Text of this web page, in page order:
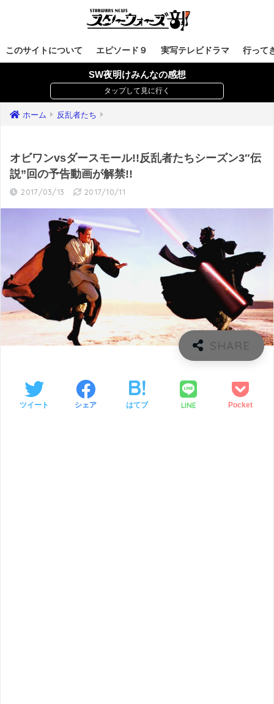
このサイトについて エピソード９ 実写テレビドラマ 行って
SW夜明けみんなの感想
ホーム 反乱者たち
オビワンvsダースモール!!反乱者たちシーズン3″伝
説”回の予告動画が解禁!!
2017/03/13 2017/10/11
ツイート シェア はてブ LINE Pocket